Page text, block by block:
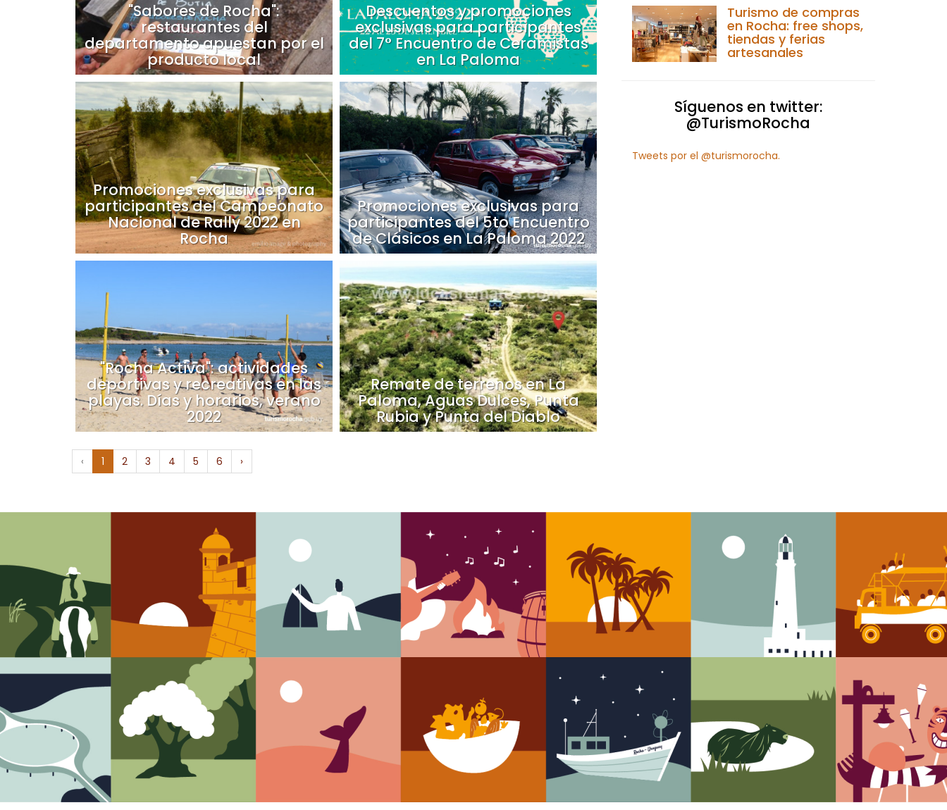
"Sabores de Rocha":
restaurantes del
departamento apuestan por el
producto local
Descuentos y promociones
exclusivas para participantes
del 7° Encuentro de Ceramistas
en La Paloma
Promociones exclusivas para
participantes del Campeonato
Nacional de Rally 2022 en
Rocha
Promociones exclusivas para
participantes del 5to Encuentro
de Clásicos en La Paloma 2022
"Rocha Activa": actividades
deportivas y recreativas en las
playas. Días y horarios, verano
2022
Remate de terrenos en La
Paloma, Aguas Dulces, Punta
Rubia y Punta del Diablo
‹ 1 2 3 4 5 6 ›
Turismo de compras
en Rocha: free shops,
tiendas y ferias
artesanales
Síguenos en twitter:
@TurismoRocha
Tweets por el @turismorocha.